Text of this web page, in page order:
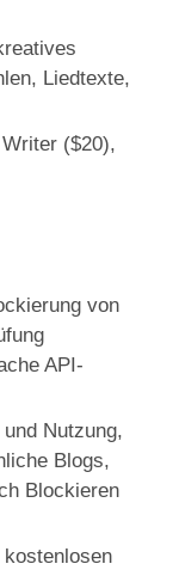
Liedtexte,
($20),
von
API-
Nutzung,
Blogs,
Blockieren